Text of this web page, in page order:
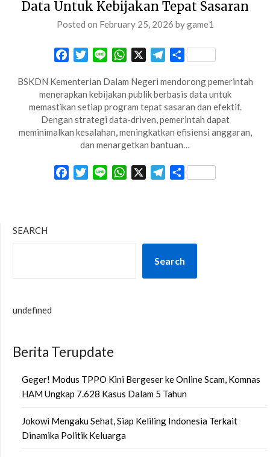
Data Untuk Kebijakan Tepat Sasaran
Posted on February 25, 2026 bygame1
FacebookTwitterLine WhatsApp Telegram
Share
BSKDN Kementerian Dalam Negeri mendorong pemerintah
menerapkan kebijakan publik berbasis data untuk
memastikan setiap program tepat sasaran dan efektif.
Dengan strategi data-driven, pemerintah dapat
meminimalkan kesalahan, meningkatkan efisiensi anggaran,
dan menargetkan bantuan…
FacebookTwitterLine WhatsApp Telegram
Share
SEARCH
Search
undefined
Berita Terupdate
Geger! Modus TPPO Kini Bergeser ke Online Scam, Komnas
HAM Ungkap 7.628 Kasus Dalam 5 Tahun
Jokowi Mengaku Sehat, Siap Keliling Indonesia Terkait
Dinamika Politik Keluarga